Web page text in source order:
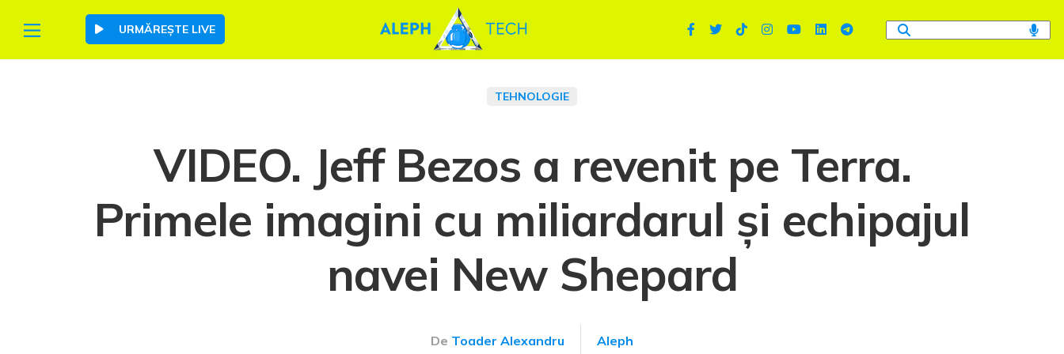
URMĂREȘTE LIVE
TEHNOLOGIE
VIDEO. Jeff Bezos a revenit pe Terra.
Primele imagini cu miliardarul și echipajul
navei New Shepard
De Toader Alexandru Aleph